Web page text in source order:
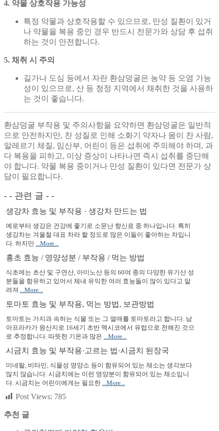
4. 약물 상호작용 가능성
특정 약물과 상호작용할 수 있으므로, 만성 질환이 있거
나 약물을 복용 중인 경우 반드시 전문가와 상담 후 섭취
하는 것이 안전합니다.
5. 채취 시 주의
길가나 도심 등에서 자란 환삼덩굴은 농약 등 오염 가능
성이 있으므로, 산 등 청정 지역에서 채취한 것을 사용하
는 것이 좋습니다.
환삼덩굴 부작용 및 주의사항을 요약하면 환삼덩굴은 일반적
으로 안전하지만, 찬 성질로 인해 소화기 약자나 몸이 찬 사람,
알레르기 체질, 임산부, 어린이 등은 섭취에 주의해야 하며, 과
다 복용을 피하고, 이상 증상이 나타나면 즉시 섭취를 중단해
야 합니다. 약물 복용 중이거나 만성 질환이 있다면 전문가 상
담이 필요합니다.
- - 관련 글 - -
생강차 효능 및 부작용 · 생강차 만드는 법
예로부터 생강은 건강에 좋기로 소문난 향신료 중 하나입니다. 특히
생강차는 겨울철 대표 차라 할 정도로 많은 이들이 좋아하는 차입니
다. 하지만 ...More...
홍초 효능 / 영양성분 / 부작용 / 먹는 방법
식초에는 초산 및 구연산, 아미노산 등의 60여 종의 다양한 유기산 성
분들을 함유하고 있어서 체내 유익한 여러 효능들이 많이 있다고 알
려져 ...More...
토마토 효능 및 부작용, 먹는 방법, 보관방법
토마토는 가지과 속하는 식물 또는 그 열매를 토마토라고 합니다. 남
아프라카가 원산지로 16세기 초반 멕시코에서 유럽으로 전해진 것으
로 추정합니다. 따뜻한 기온과 많은 ...More...
시금치 효능 및 부작용·고르는 법·시금치 된장국
미네랄, 비타민, 식물성 영양소 등이 함유되어 있는 채소는 생각보다
많지 않습니다. 시금치에는 이런 영양분이 함유되어 있는 채소입니
다. 시금치는 어린이에게는 필요한 ...More...
Post Views: 785
추천 글